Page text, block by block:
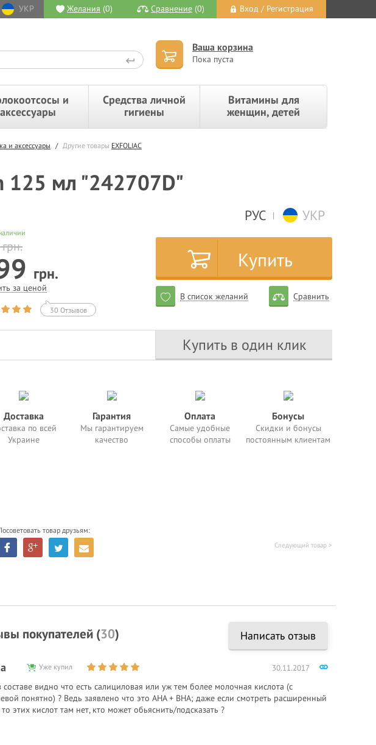
УКР Желания (0) Сравнение (0) Вход / Регистрация
Ваша корзина
Пока пуста
и
аксессуары
Средства личной
гигиены
Витамины для
женщин, детей
и аксессуары / Другие товары EXFOLIAC
125 мл "242707D"
РУС | УКР
грн.
грн.
за ценой
30 Отзывов
Купить
В список желаний Сравнить
Купить в один клик
Доставка
по всей
Украине
Гарантия
Мы гарантируем
качество
Оплата
Самые удобные
способы оплаты
Бонусы
Скидки и бонусы
постоянным клиентам
товар друзьям:
Следующий товар >
Написать отзыв
покупателей (30)
30.11.2017
Уже купил
составе видно что есть салициловая или уж тем более молочная кислота (с
понятно) ? Ведь заявлено что это AHA + BHA; даже если смотреть расширенный
то этих кислот там нет, кто может обьяснить/подсказать ?